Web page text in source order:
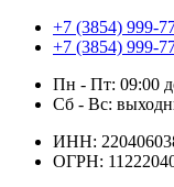
+7 (3854) 999-
+7 (3854) 999-
Пн - Пт: 09:00
Сб - Вс:
ИНН:
ОГРН: